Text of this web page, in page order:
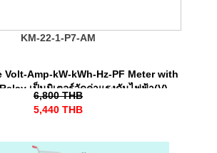
KM-22-1-P7-AM
Volt-Amp-kW-kWh-Hz-PF Meter with
เป็นมิเตอร์วัดค่าแรงดันไฟฟ้า(V),
พลังงานไฟฟ้า (kWh) พร้อมทั้งรีเลย์
ตก-ไฟเกินได้ สําหรับระบบไฟ 1 เฟส
6,800 THB
5,440 THB